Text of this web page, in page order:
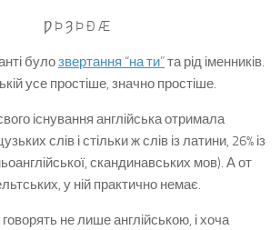
Ƿ Þ Ȝ Þ Ð Æ
булозвертання “на ти”та рід іменників.
усе простіше, значно простіше.
існування англійська отримала
слів і стільки ж слів із латини, 26% із
скандинавських мов). А от
у ній практично немає.
не лише англійською, і хоча